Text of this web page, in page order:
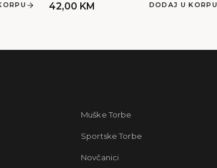
42,00 KM DODAJ U KORPU
Muške Torbe
Sportske Torbe
Novčanici